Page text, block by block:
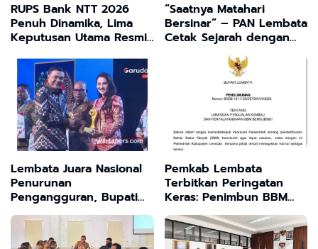
RUPS Bank NTT 2026
Penuh Dinamika, Lima
Keputusan Utama Resmi
“Saatnya Matahari
Bersinar” – PAN Lembata
Cetak Sejarah dengan
Muscab Serentak, Kanis
Tuaq: Kekuatan Kita Ada
di Akar Rumput
Lembata Juara Nasional
Penurunan
Pengangguran, Bupati
Tuaq Bawa Pulang Piala
dari Lombok
Pemkab Lembata
Terbitkan Peringatan
Keras: Penimbun BBM
Subsidi Terancam
Penjara 6 Tahun dan
Denda Rp60 Miliar